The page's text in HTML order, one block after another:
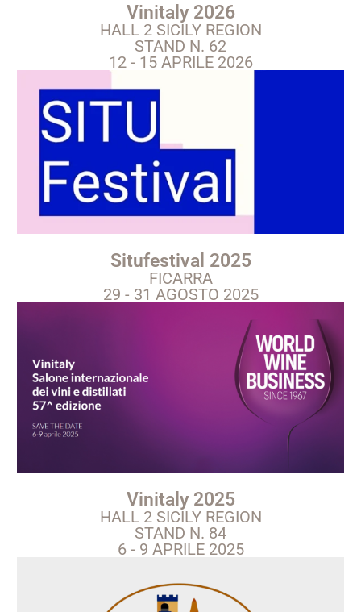
Vinitaly 2026
HALL 2 SICILY REGION
STAND N. 62
12 - 15 APRILE 2026
Situfestival 2025
FICARRA
29 - 31 AGOSTO 2025
Vinitaly 2025
HALL 2 SICILY REGION
STAND N. 84
6 - 9 APRILE 2025